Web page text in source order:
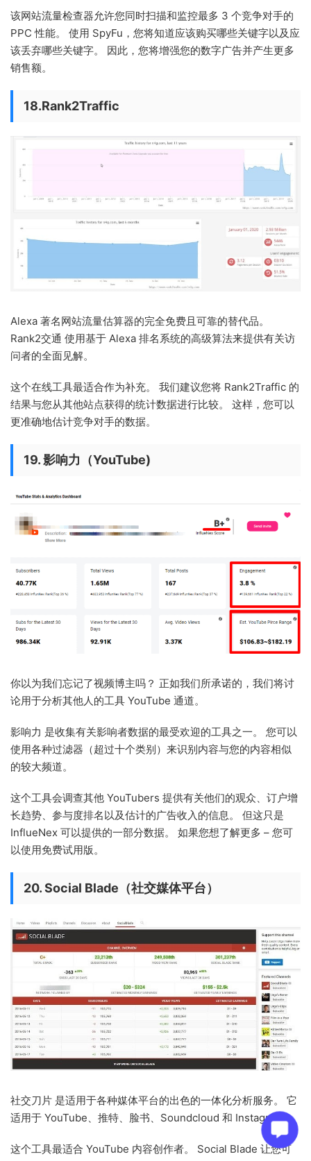
该网站流量检查器允许您同时扫描和监控最多 3 个竞争对手的
PPC 性能。 使用 SpyFu，您将知道应该购买哪些关键字以及应
该丢弃哪些关键字。 因此，您将增强您的数字广告并产生更多
销售额。
18.Rank2Traffic
Alexa 著名网站流量估算器的完全免费且可靠的替代品。
Rank2交通 使用基于 Alexa 排名系统的高级算法来提供有关访
问者的全面见解。
这个在线工具最适合作为补充。 我们建议您将 Rank2Traffic 的
结果与您从其他站点获得的统计数据进行比较。 这样，您可以
更准确地估计竞争对手的数据。
19. 影响力（YouTube)
你以为我们忘记了视频博主吗？ 正如我们所承诺的，我们将讨
论用于分析其他人的工具 YouTube 通道。
影响力 是收集有关影响者数据的最受欢迎的工具之一。 您可以
使用各种过滤器（超过十个类别）来识别内容与您的内容相似
的较大频道。
这个工具会调查其他 YouTubers 提供有关他们的观众、订户增
长趋势、参与度排名以及估计的广告收入的信息。 但这只是
InflueNex 可以提供的一部分数据。 如果您想了解更多 – 您可
以使用免费试用版。
20. Social Blade（社交媒体平台）
社交刀片 是适用于各种媒体平台的出色的一体化分析服务。 它
适用于 YouTube、推特、脸书、Soundcloud 和 Instagram。
这个工具最适合 YouTube 内容创作者。 Social Blade 让您可